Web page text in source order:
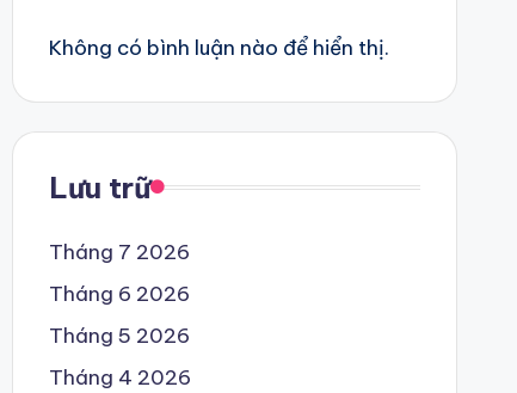
Không có bình luận nào để hiển thị.
Lưu trữ
Tháng 7 2026
Tháng 6 2026
Tháng 5 2026
Tháng 4 2026